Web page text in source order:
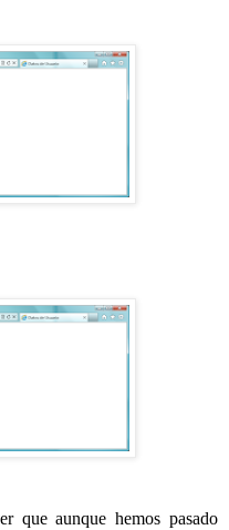
que aunque hemos pasado